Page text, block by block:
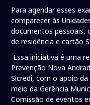
Para agendar esses
comparecer às
documentos pessoais,
de residência e cartão
Essa iniciativa é uma
Prevenção Nova
Sicredi, com o apoio
meio da Gerência
Comissão de eventos